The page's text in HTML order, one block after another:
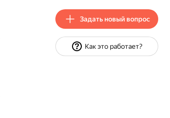
Задать новый вопрос
Как это работает?